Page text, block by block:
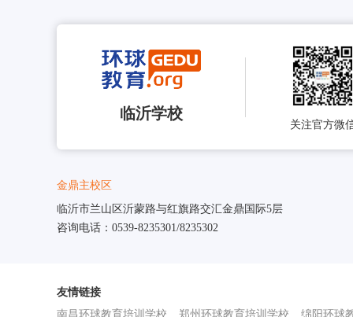
临沂学校
关注官方微
金鼎主校区
临沂市兰山区沂蒙路与红旗路交汇金鼎国际5层
咨询电话：0539-8235301/8235302
友情链接
南昌环球教育培训学校
郑州环球教育培训学校 绵阳环球